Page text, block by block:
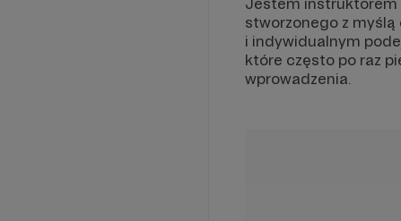
stworzonego z
i indywidualnym
które często po raz
wprowadzenia.